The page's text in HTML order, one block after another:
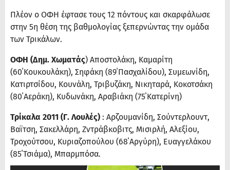
Πλέον ο ΟΦΗ έφτασε τους 12 πόντους και σκαρφάλωσε
στην 5η θέση της βαθμολογίας ξεπερνώντας την ομάδα
των Τρικάλων.
ΟΦΗ (Δημ. Χωματάς) Αποστολάκη, Καμαρίτη
(60΄Κουκουλάκη), Σηφάκη (89΄Πασχαλίδου), Συμεωνίδη,
Κατιρτσίδου, Κουνάλη, Τριβυζάκη, Νικηταρά, Κοκοτσάκη
(80΄Αεράκη), Κυδωνάκη, Αραβιάκη (75΄Κατερίνη)
Τρίκαλα 2011 (Γ. Λουλές) : Αρζουμανίδη, Σούντερλουντ,
Βαϊτση, Σακελλάρη, Ζντράβκοβιτς, Μισιρλή, Αλεξίου,
Τροχούτσου, Κυριαζοπούλου (68΄Αργύρη), Ευαγγελάκου
(85΄Τσιάμα), Μπαρμπόσα.